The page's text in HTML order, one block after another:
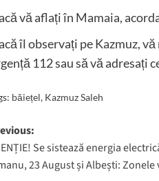
vă aflați în Mamaia,
îl observați pe Kazmuz,
112 sau să vă adresați
băiețel, Kazmuz Saleh
Se sistează energia
23 August și Albești: Zonele